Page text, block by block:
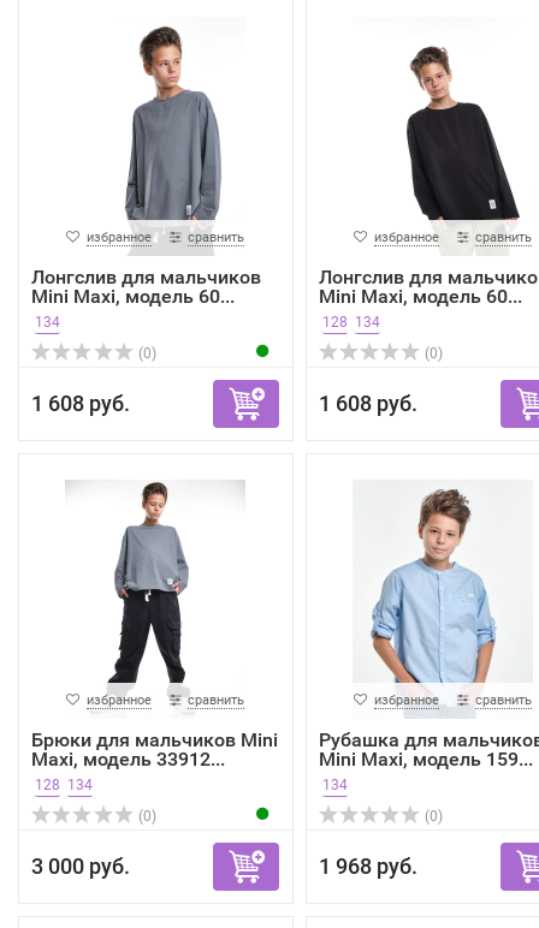
избранное сравнить
Лонгслив для мальчиков
Mini Maxi, модель 60...
134
(0)
1 608 руб.
избранное сравнить
Лонгслив для
Mini Maxi, модель 60...
128 134
(0)
1 608 руб.
избранное сравнить
Брюки для мальчиков Mini
Maxi, модель 33912...
128 134
(0)
3 000 руб.
избранное сравнить
Рубашка для
Mini Maxi, модель 159...
134
(0)
1 968 руб.